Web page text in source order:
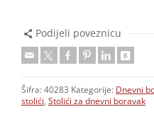
Podijeli poveznicu
Šifra: 40283 Kategorije: Dnevni
stolići, Stolići za dnevni boravak